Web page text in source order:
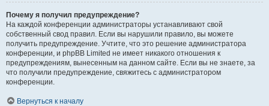
Почему я получил предупреждение?
На каждой конференции администраторы устанавливают свой
собственный свод правил. Если вы нарушили правило, вы можете
получить предупреждение. Учтите, что это решение администратора
конференции, и phpBB Limited не имеет никакого отношения к
предупреждениям, вынесенным на данном сайте. Если вы не знаете, за
что получили предупреждение, свяжитесь с администратором
конференции.
Вернуться к началу